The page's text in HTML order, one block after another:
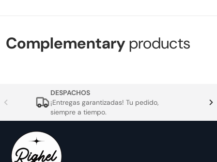
Complementaryproducts
DESPACHOS
¡Entregas garantizadas! Tu pedido,
siempre a tiempo.